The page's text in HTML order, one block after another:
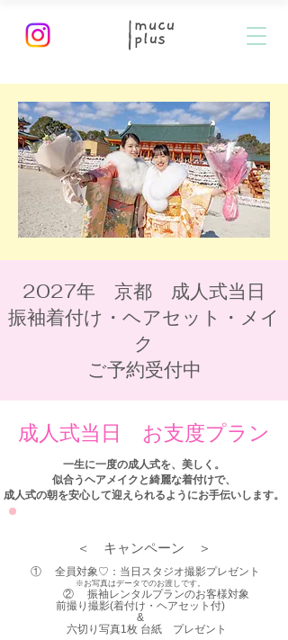
2027年 京都 成人式当日
​振袖着付け・ヘアセット・メイ
ク
​ご予約受付中
成人式当日 お支度プラン
一生に一度の成人式を、美しく。
​似合うヘアメイクと綺麗な着付けで、
成人式の朝を安心して迎えられるようにお手伝いします。
＜ ​キャンペーン ＞
① 全員対象♡：当日スタジオ撮影プレゼント
※お写真はデータでのお渡しです。
​​ ② 振袖レンタルプランのお客様対象
前撮り撮影(着付け・ヘアセット付)
&
六切り写真1枚 台紙 プレゼント​